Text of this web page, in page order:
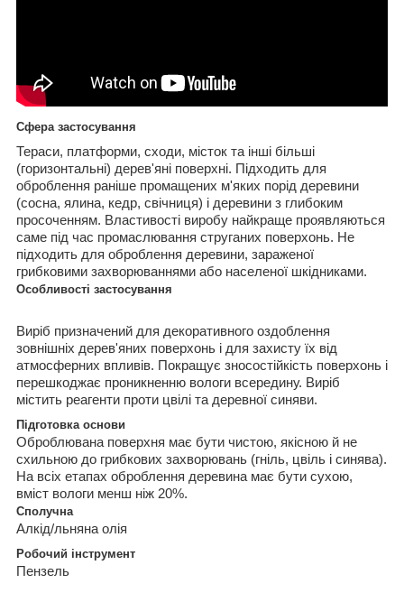
Сфера застосування
Тераси, платформи, сходи, місток та інші більші
(горизонтальні) дерев'яні поверхні. Підходить для
оброблення раніше промащених м'яких порід деревини
(сосна, ялина, кедр, свічниця) і деревини з глибоким
просоченням. Властивості виробу найкраще проявляються
саме під час промаслювання струганих поверхонь. Не
підходить для оброблення деревини, зараженої
грибковими захворюваннями або населеної шкідниками.
Особливості застосування
Виріб призначений для декоративного оздоблення
зовнішніх дерев'яних поверхонь і для захисту їх від
атмосферних впливів. Покращує зносостійкість поверхонь і
перешкоджає проникненню вологи всередину. Виріб
містить реагенти проти цвілі та деревної синяви.
Підготовка основи
Оброблювана поверхня має бути чистою, якісною й не
схильною до грибкових захворювань (гніль, цвіль і синява).
На всіх етапах оброблення деревина має бути сухою,
вміст вологи менш ніж 20%.
Сполучна
Алкід/льняна олія
Робочий інструмент
Пензель